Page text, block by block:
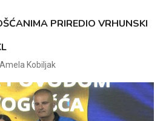
PRIREDIO VRHUNSKI
Amela Kobiljak